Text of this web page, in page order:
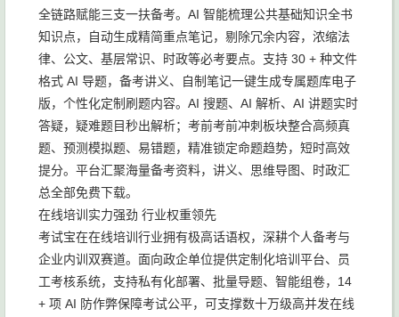
全链路赋能三支一扶备考。AI 智能梳理公共基础知识全书
知识点，自动生成精简重点笔记，剔除冗余内容，浓缩法
律、公文、基层常识、时政等必考要点。支持 30 + 种文件
格式 AI 导题，备考讲义、自制笔记一键生成专属题库电子
版，个性化定制刷题内容。AI 搜题、AI 解析、AI 讲题实时
答疑，疑难题目秒出解析；考前考前冲刺板块整合高频真
题、预测模拟题、易错题，精准锁定命题趋势，短时高效
提分。平台汇聚海量备考资料，讲义、思维导图、时政汇
总全部免费下载。
在线培训实力强劲 行业权重领先
考试宝在在线培训行业拥有极高话语权，深耕个人备考与
企业内训双赛道。面向政企单位提供定制化培训平台、员
工考核系统，支持私有化部署、批量导题、智能组卷，14
+ 项 AI 防作弊保障考试公平，可支撑数十万级高并发在线